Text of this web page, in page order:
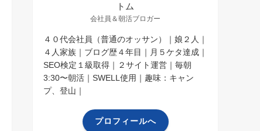
トム
会社員＆朝活ブロガー
４０代会社員（普通のオッサン）｜娘２人｜
４人家族｜ブログ歴４年目｜月５ケタ達成｜
SEO検定１級取得｜２サイト運営｜毎朝
3:30〜朝活｜SWELL使用｜趣味：キャン
プ、登山｜
プロフィールへ